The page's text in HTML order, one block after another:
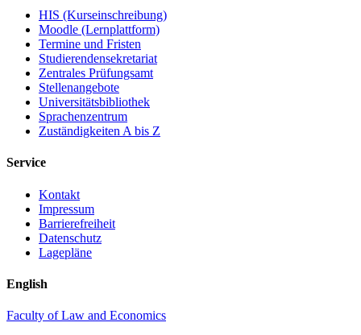
HIS (Kurseinschreibung)
Moodle (Lernplattform)
Termine und Fristen
Studierendensekretariat
Zentrales Prüfungsamt
Stellenangebote
Universitätsbibliothek
Sprachenzentrum
Zuständigkeiten A bis Z
Service
Kontakt
Impressum
Barrierefreiheit
Datenschutz
Lagepläne
English
Faculty of Law and Economics